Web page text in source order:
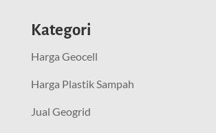
Kategori
Harga Geocell
Harga Plastik Sampah
Jual Geogrid